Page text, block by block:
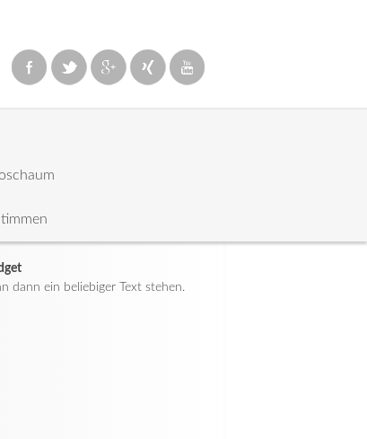
dann ein beliebiger Text stehen.